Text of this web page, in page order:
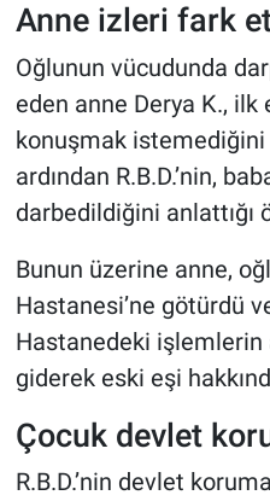
Anne izleri fark
Oğlunun vücudunda
eden anne Derya K.,
konuşmak istemediğini
ardından R.B.D.’nin,
darbedildiğini anlattığı
Bunun üzerine anne,
Hastanesi’ne götürdü
Hastanedeki işlemlerin
giderek eski eşi
Çocuk devlet
R.B.D.’nin devlet